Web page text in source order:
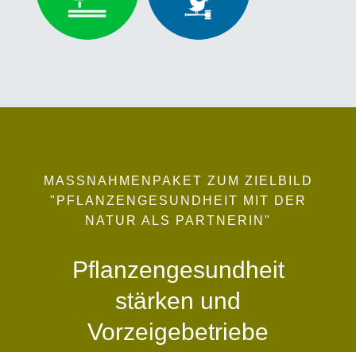
MASSNAHMENPAKET ZUM ZIELBILD
"PFLANZENGESUNDHEIT MIT DER
NATUR ALS PARTNERIN"
Pflanzengesundheit
stärken und
Vorzeigebetriebe